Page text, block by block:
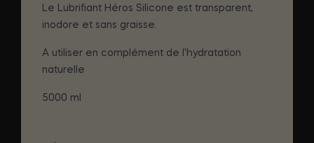
Le Lubrifiant Héros Silicone est transparent,
inodore et sans graisse.
A utiliser en complément de l'hydratation
naturelle
5000 ml